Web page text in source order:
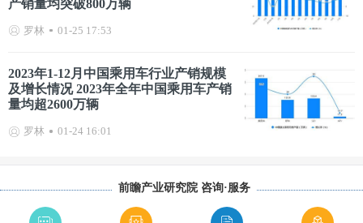
产销量均突破800万辆
罗林 01-25 17:53
2023年1-12月中国乘用车行业产销规模
及增长情况 2023年全年中国乘用车产销
量均超2600万辆
罗林 01-24 16:01
前瞻产业研究院 咨询·服务